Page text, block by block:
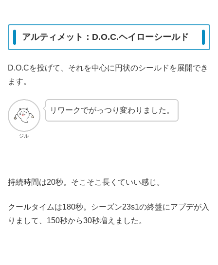
アルティメット：D.O.C.ヘイローシールド
D.O.Cを投げて、それを中心に円状のシールドを展開でき
ます。
ジル
リワークでがっつり変わりました。
持続時間は20秒。そこそこ長くていい感じ。
クールタイムは180秒。シーズン23s1の終盤にアプデが入
りまして、150秒から30秒増えました。